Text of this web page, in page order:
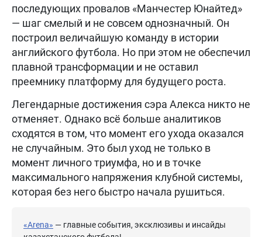
последующих провалов «Манчестер Юнайтед»
— шаг смелый и не совсем однозначный. Он
построил величайшую команду в истории
английского футбола. Но при этом не обеспечил
плавной трансформации и не оставил
преемнику платформу для будущего роста.
Легендарные достижения сэра Алекса никто не
отменяет. Однако всё больше аналитиков
сходятся в том, что момент его ухода оказался
не случайным. Это был уход не только в
момент личного триумфа, но и в точке
максимального напряжения клубной системы,
которая без него быстро начала рушиться.
«Arena» — главные события, эксклюзивы и инсайды